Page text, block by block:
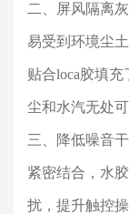
二、屏风隔离
易受到环境尘
贴合loca胶填充
尘和水汽无处
三、降低噪音
紧密结合，水
扰，提升触控